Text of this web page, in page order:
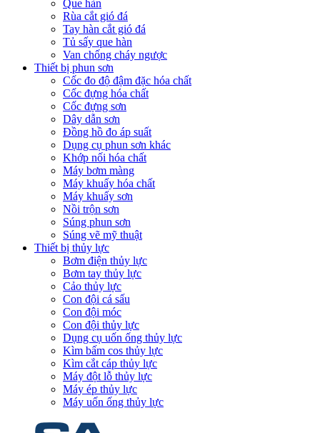
Que hàn
Rùa cắt gió đá
Tay hàn cắt gió đá
Tủ sấy que hàn
Van chống cháy ngược
Thiết bị phun sơn
Cốc đo độ đậm đặc hóa chất
Cốc đựng hóa chất
Cốc đựng sơn
Dây dẫn sơn
Đồng hồ đo áp suất
Dụng cụ phun sơn khác
Khớp nối hóa chất
Máy bơm màng
Máy khuấy hóa chất
Máy khuấy sơn
Nồi trộn sơn
Súng phun sơn
Súng vẽ mỹ thuật
Thiết bị thủy lực
Bơm điện thủy lực
Bơm tay thủy lực
Cảo thủy lực
Con đội cá sấu
Con đội móc
Con đội thủy lực
Dụng cụ uốn ống thủy lực
Kìm bấm cos thủy lực
Kìm cắt cáp thủy lực
Máy đột lỗ thủy lực
Máy ép thủy lực
Máy uốn ống thủy lực